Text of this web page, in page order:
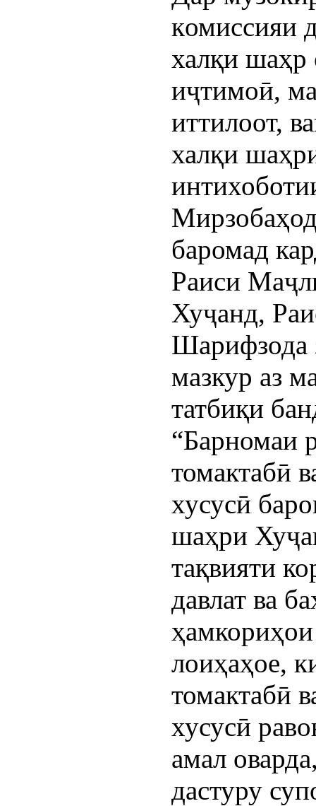
комиссияи
халқи шаҳр
иҷтимоӣ,
иттилоот,
халқи
баромад
Раиси
Хуҷанд,
Шарифзода
мазкур аз
татбиқи
“Барномаи
томактабӣ
хусусӣ
шаҳри
тақвияти
давлат ва
лоиҳаҳое,
томактабӣ
хусусӣ
амал
дастуру